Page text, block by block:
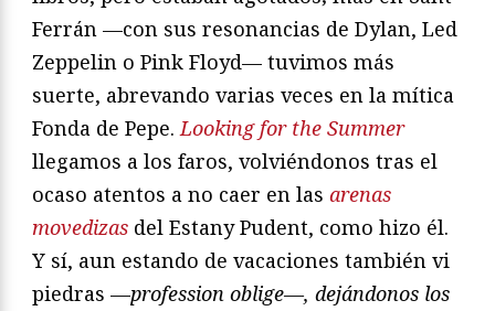
Ferrán —con sus resonancias de Dylan, Led
Zeppelin o Pink Floyd— tuvimos más
suerte, abrevando varias veces en la mítica
Fonda de Pepe. Looking for the Summer
llegamos a los faros, volviéndonos tras el
ocaso atentos a no caer en las arenas
movedizas del Estany Pudent, como hizo él.
Y sí, aun estando de vacaciones también vi
piedras —profession oblige—, dejándonos los